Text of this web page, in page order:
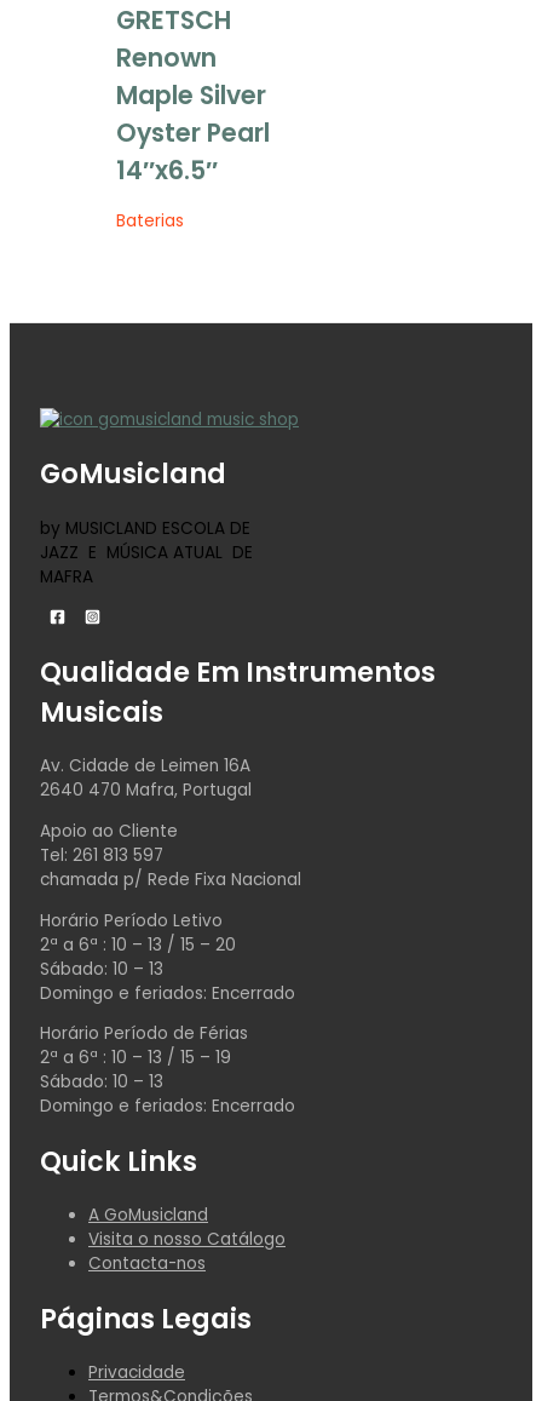
GRETSCH
Renown
Maple Silver
Oyster Pearl
14″x6.5″
Baterias
GoMusicland
by MUSICLAND ESCOLA DE
JAZZ E MÚSICA ATUAL DE
MAFRA
Qualidade Em Instrumentos
Musicais
Av. Cidade de Leimen 16A
2640 470 Mafra, Portugal
Apoio ao Cliente
Tel: 261 813 597
chamada p/ Rede Fixa Nacional
Horário Período Letivo
2ª a 6ª : 10 – 13 / 15 – 20
Sábado: 10 – 13
Domingo e feriados: Encerrado
Horário Período de Férias
2ª a 6ª : 10 – 13 / 15 – 19
Sábado: 10 – 13
Domingo e feriados: Encerrado
Quick Links
A GoMusicland
Visita o nosso Catálogo
Contacta-nos
Páginas Legais
Privacidade